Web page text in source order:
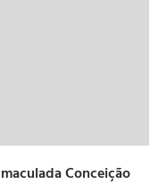
Conceição